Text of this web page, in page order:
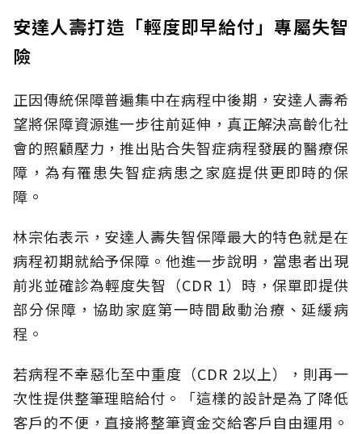
安達人壽打造「輕度即早給付」專屬失智
險
正因傳統保障普遍集中在病程中後期，安達人壽希
望將保障資源進一步往前延伸，真正解決高齡化社
會的照顧壓力，推出貼合失智症病程發展的醫療保
障，為有罹患失智症病患之家庭提供更即時的保
障。
林宗佑表示，安達人壽失智保障最大的特色就是在
病程初期就給予保障。他進一步說明，當患者出現
前兆並確診為輕度失智（CDR 1）時，保單即提供
部分保障，協助家庭第一時間啟動治療、延緩病
程。
若病程不幸惡化至中重度（CDR 2以上），則再一
次性提供整筆理賠給付。「這樣的設計是為了降低
客戶的不便，直接將整筆資金交給客戶自由運用。